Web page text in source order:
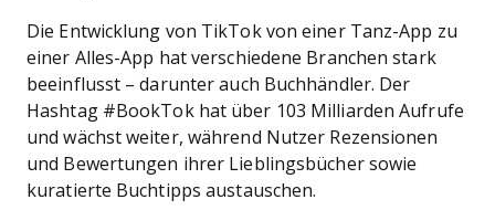
Die Entwicklung von TikTok von einer Tanz-App zu
einer Alles-App hat verschiedene Branchen stark
beeinflusst – darunter auch Buchhändler. Der
Hashtag #BookTok hat über 103 Milliarden Aufrufe
und wächst weiter, während Nutzer Rezensionen
und Bewertungen ihrer Lieblingsbücher sowie
kuratierte Buchtipps austauschen.